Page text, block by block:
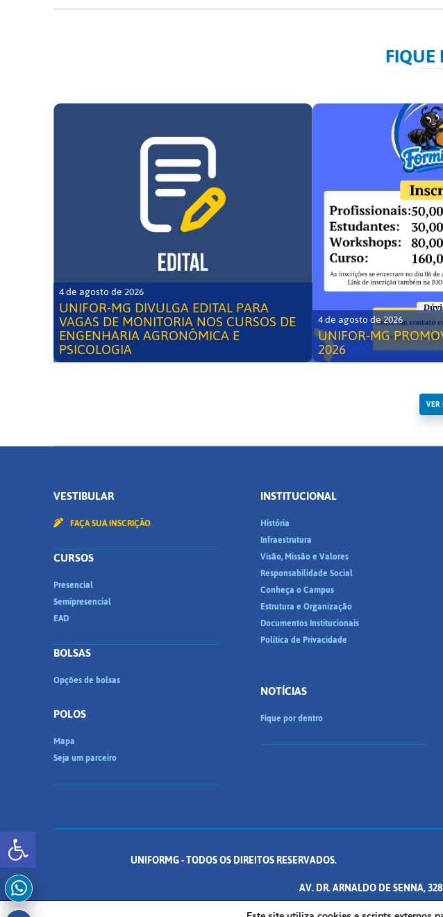
Abrir a barra de ferramentas
FIQUE
4 de agosto de 2026
UNIFOR-MG DIVULGA EDITAL PARA
VAGAS DE MONITORIA NOS CURSOS DE
ENGENHARIA AGRONÔMICA E
PSICOLOGIA
4 de agosto de 2026
UNIFOR-MG
2026
VESTIBULAR
FAÇA SUA INSCRIÇÃO
CURSOS
Presencial
Semipresencial
EAD
BOLSAS
Opções de bolsas
POLOS
Mapa
Seja um parceiro
INSTITUCIONAL
História
Infraestrutura
Visão, Missão e Valores
Responsabilidade Social
Conheça o Campus
Estrutura e Organização
Documentos Institucionais
Política de Privacidade
NOTÍCIAS
Fique por dentro
UNIFORMG - TODOS OS DIREITOS RESERVADOS.
AV. DR. ARNALDO DE SENNA,